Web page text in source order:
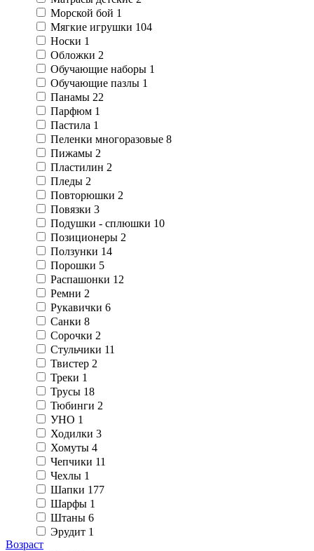
Морской бой 1
Мягкие игрушки 104
Носки 1
Обложки 2
Обучающие наборы 1
Обучающие пазлы 1
Панамы 22
Парфюм 1
Пастила 1
Пеленки многоразовые 8
Пижамы 2
Пластилин 2
Пледы 2
Повторюшки 2
Повязки 3
Подушки - сплюшки 10
Позиционеры 2
Ползунки 14
Порошки 5
Распашонки 12
Ремни 2
Рукавички 6
Санки 8
Сорочки 2
Стульчики 11
Твистер 2
Треки 1
Трусы 18
Тюбинги 2
УНО 1
Ходилки 3
Хомуты 4
Чепчики 11
Чехлы 1
Шапки 177
Шарфы 1
Штаны 6
Эрудит 1
Возраст